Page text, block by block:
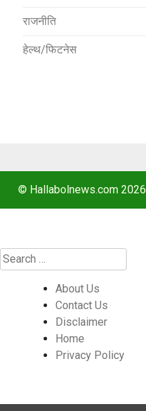
राजनीति
हेल्थ/फिटनेस
© Hallabolnews.com 2026
About Us
Contact Us
Disclaimer
Home
Privacy Policy